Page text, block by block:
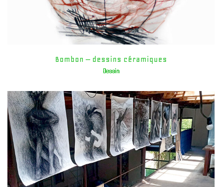
Bombon – dessins céramiques
Dessin